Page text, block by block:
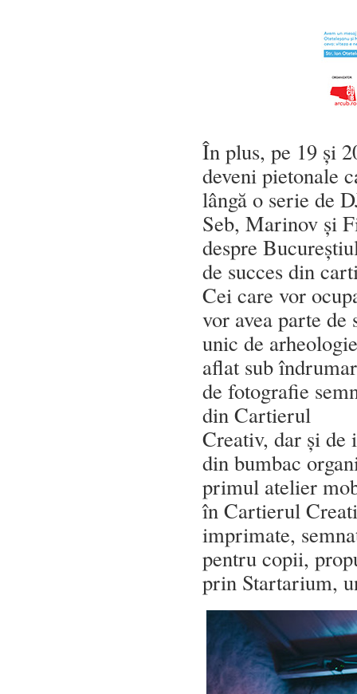
În plus, pe 19 și
deveni pietonale
lângă o serie de
Seb, Marinov și
despre
de succes din
Cei care vor
vor avea parte de
unic de
aflat sub
de fotografie
din Cartierul
Creativ, dar și
din bumbac
primul atelier
în Cartierul
imprimate,
pentru copii,
prin Startarium,